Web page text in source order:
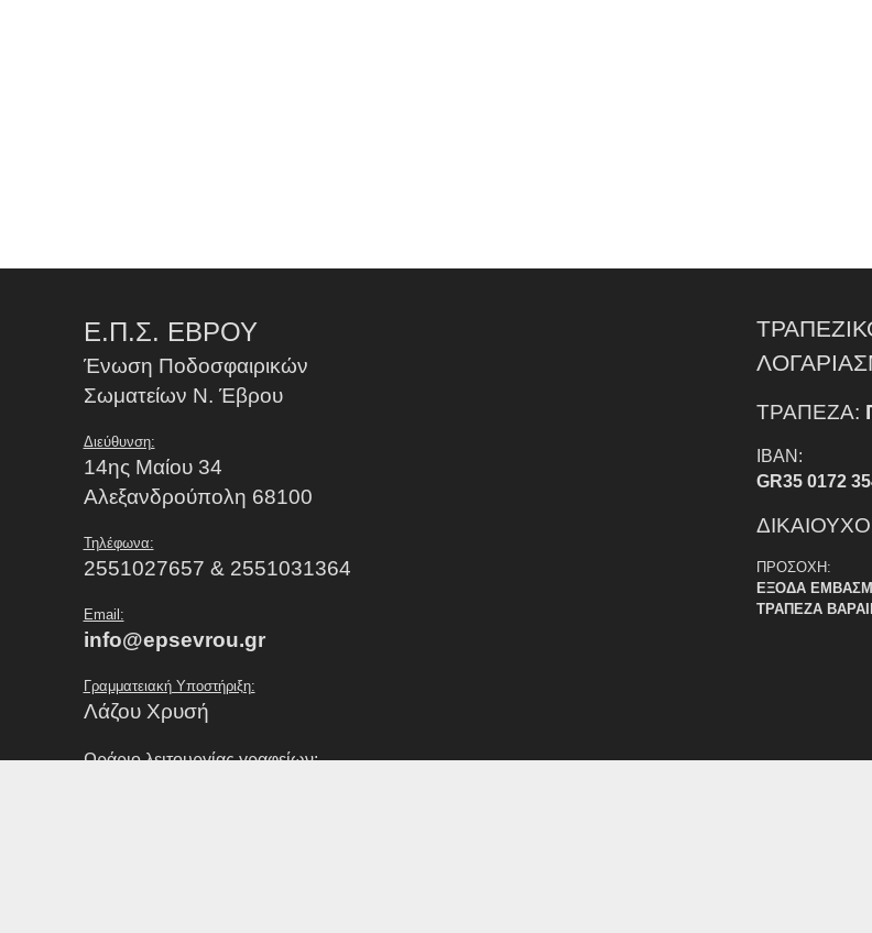
Ε.Π.Σ. ΕΒΡΟΥ
Ένωση Ποδοσφαιρικών
Σωματείων Ν. Έβρου
Διεύθυνση:
14ης Μαίου 34
Αλεξανδρούπολη 68100
Τηλέφωνα:
2551027657 & 2551031364
Email:
info@epsevrou.gr
Γραμματειακή Υποστήριξη:
Λάζου Χρυσή
Ωράριο λειτουργίας γραφείων:
ΤΡΑΠΕΖΑ:
IBAN:
GR35 0172
ΠΡΟΣΟΧΗ:
ΕΞΟΔΑ
ΤΡΑΠΕΖΑ